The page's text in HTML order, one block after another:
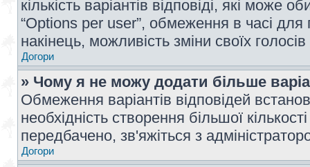
кількість варіантів відповіді, які може
“Options per user”, обмеження в часі для
накінець, можливість зміни своїх
Догори
» Чому я не можу додати більше
Обмеження варіантів відповідей
необхідність створення більшої
передбачено, зв'яжіться з
Догори